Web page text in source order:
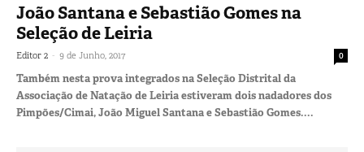
João Santana e Sebastião Gomes na
Seleção de Leiria
Editor 2 - 9 de Junho, 2017 0
Também nesta prova integrados na Seleção Distrital da
Associação de Natação de Leiria estiveram dois nadadores dos
Pimpões/Cimai, João Miguel Santana e Sebastião Gomes....